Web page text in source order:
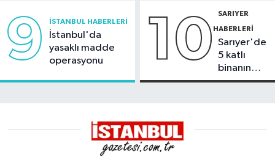
9 İSTANBUL HABERLERI
İstanbul'da
yasaklı madde
operasyonu
10 SARIYER
HABERLERI
Sarıyer'de
5 katlı
binanın
çatısında